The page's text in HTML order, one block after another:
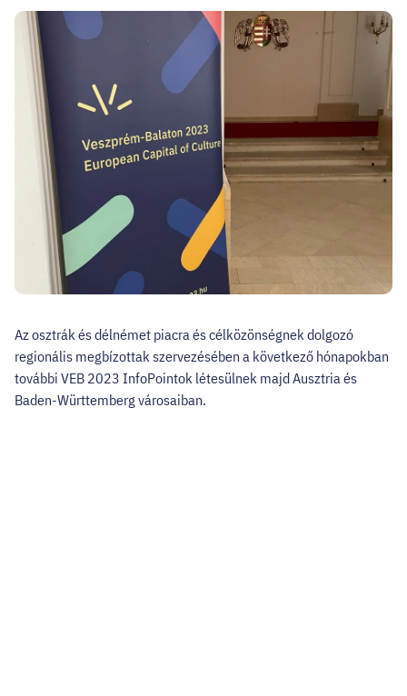
Az osztrák és délnémet piacra és célközönségnek dolgozó
regionális megbízottak szervezésében a következő hónapokban
további VEB 2023 InfoPointok létesülnek majd Ausztria és
Baden-Württemberg városaiban.